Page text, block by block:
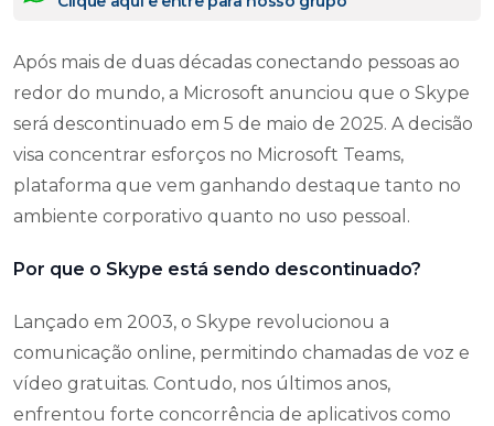
Após mais de duas décadas conectando pessoas ao
redor do mundo, a Microsoft anunciou que o Skype
será descontinuado em 5 de maio de 2025. A decisão
visa concentrar esforços no Microsoft Teams,
plataforma que vem ganhando destaque tanto no
ambiente corporativo quanto no uso pessoal.
Por que o Skype está sendo descontinuado?
Lançado em 2003, o Skype revolucionou a
comunicação online, permitindo chamadas de voz e
vídeo gratuitas. Contudo, nos últimos anos,
enfrentou forte concorrência de aplicativos como